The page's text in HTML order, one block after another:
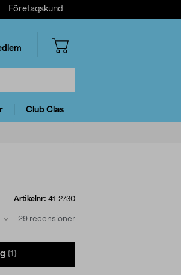
Företagskund
Club Clas
Artikelnr: 41-2730
29 recensioner
(1)